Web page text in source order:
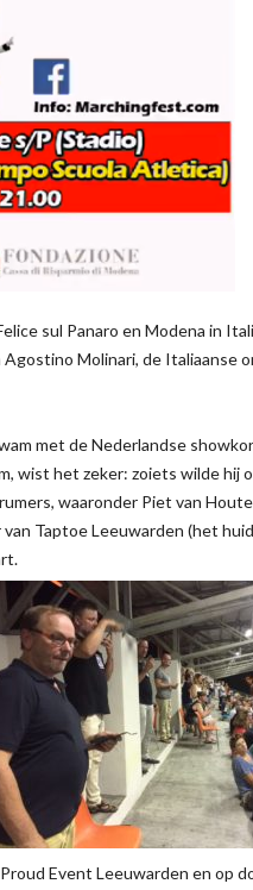
sul Panaro en Modena in
Molinari, de Italiaanse
met de Nederlandse
wist het zeker: zoiets wilde hij
waaronder Piet van
Taptoe Leeuwarden (het
Event Leeuwarden en op